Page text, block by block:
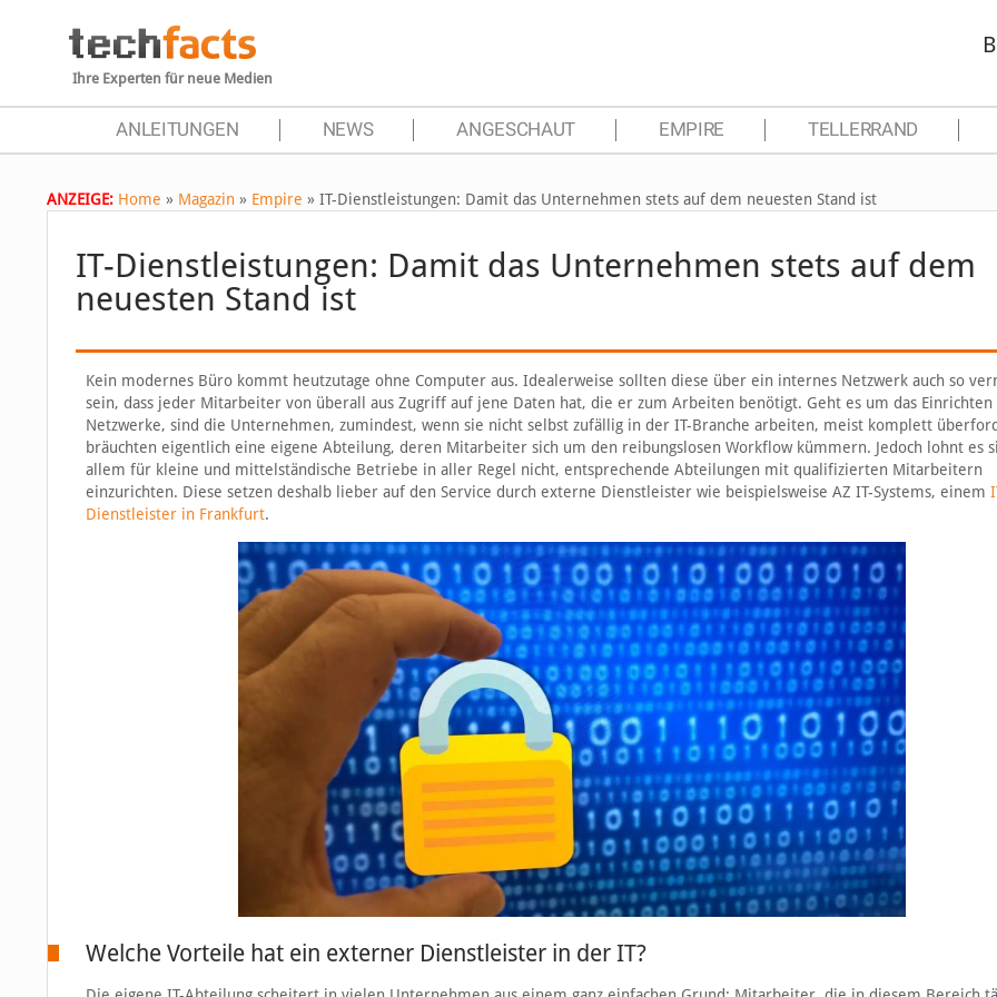
Ihre Experten für neue Medien
ANLEITUNGEN NEWS ANGESCHAUT EMPIRE TELLERRAND
ANZEIGE: Home » Magazin » Empire » IT-Dienstleistungen: Damit das Unternehmen stets auf dem neuesten Stand ist
IT-Dienstleistungen: Damit das Unternehmen stets auf dem
neuesten Stand ist
Kein modernes Büro kommt heutzutage ohne Computer aus. Idealerweise sollten diese über ein internes Netzwerk auch so
sein, dass jeder Mitarbeiter von überall aus Zugriff auf jene Daten hat, die er zum Arbeiten benötigt. Geht es um das Einrichten
Netzwerke, sind die Unternehmen, zumindest, wenn sie nicht selbst zufällig in der IT-Branche arbeiten, meist komplett
bräuchten eigentlich eine eigene Abteilung, deren Mitarbeiter sich um den reibungslosen Workflow kümmern. Jedoch lohnt es
allem für kleine und mittelständische Betriebe in aller Regel nicht, entsprechende Abteilungen mit qualifizierten Mitarbeitern
einzurichten. Diese setzen deshalb lieber auf den Service durch externe Dienstleister wie beispielsweise AZ IT-Systems, einem
Dienstleister in Frankfurt.
Welche Vorteile hat ein externer Dienstleister in der IT?